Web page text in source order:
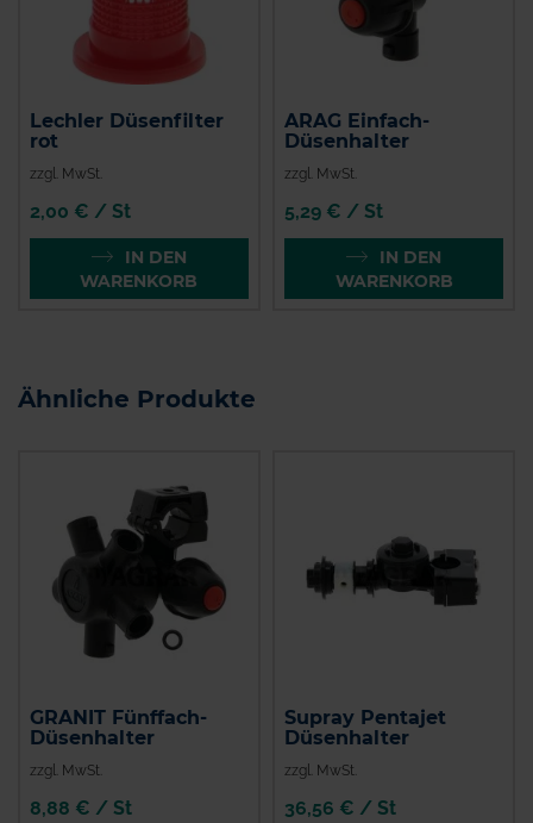
Lechler Düsenfilter
rot
zzgl. MwSt.
2,00 € / St
IN DEN
WARENKORB
ARAG Einfach-
Düsenhalter
zzgl. MwSt.
5,29 € / St
IN DEN
WARENKORB
Ähnliche Produkte
GRANIT Fünffach-
Düsenhalter
zzgl. MwSt.
8,88 € / St
Supray Pentajet
Düsenhalter
zzgl. MwSt.
36,56 € / St